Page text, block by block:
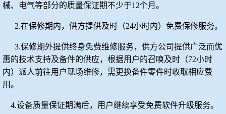
械、电气等部分的质量保证期不少于12个月。
2.在保修期内，供方提供及时（24小时内）免费保修服务。
3.保修期外提供终身免费维修服务，供方公司提供广泛而优
惠的技术支持及备件的供应，根据用户的召唤及时（72小时
内）派人前往用户现场维修，需更换备件零件时收取相应费
用。
4.设备质量保证期满后，用户继续享受免费软件升级服务。